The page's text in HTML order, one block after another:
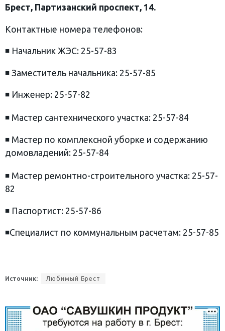
Брест, Партизанский проспект, 14.
Контактные номера телефонов:
◾️ Начальник ЖЭС: 25-57-83
◾️ Заместитель начальника: 25-57-85
◾️ Инженер: 25-57-82
◾️ Мастер сантехнического участка: 25-57-84
◾️ Мастер по комплексной уборке и содержанию
домовладений: 25-57-84
◾️ Мастер ремонтно-строительного участка: 25-57-
82
◾️ Паспортист: 25-57-86
◾️Специалист по коммунальным расчетам: 25-57-85
Источник: Любимый Брест